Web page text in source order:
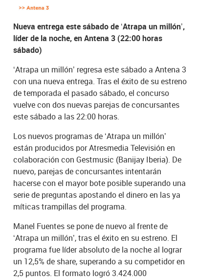
Nueva entrega este sábado de ‘Atrapa un millón’,
líder de la noche, en Antena 3 (22:00 horas
sábado)
‘Atrapa un millón’ regresa este sábado a Antena 3
con una nueva entrega. Tras el éxito de su estreno
de temporada el pasado sábado, el concurso
vuelve con dos nuevas parejas de concursantes
este sábado a las 22:00 horas.
Los nuevos programas de ‘Atrapa un millón’
están producidos por Atresmedia Televisión en
colaboración con Gestmusic (Banijay Iberia). De
nuevo, parejas de concursantes intentarán
hacerse con el mayor bote posible superando una
serie de preguntas apostando el dinero en las ya
míticas trampillas del programa.
Manel Fuentes se pone de nuevo al frente de
‘Atrapa un millón’, tras el éxito en su estreno. El
programa fue líder absoluto de la noche al lograr
un 12,5% de share, superando a su competidor en
2,5 puntos. El formato logró 3.424.000